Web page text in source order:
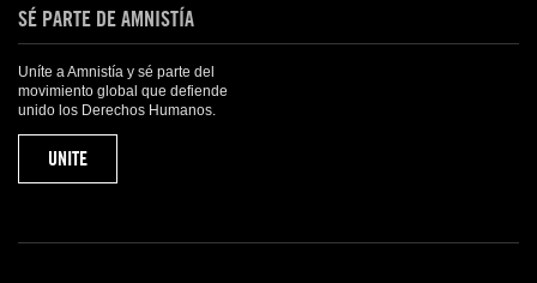
SÉ PARTE DE AMNISTÍA
Uníte a Amnistía y sé parte del
movimiento global que defiende
unido los Derechos Humanos.
UNITE